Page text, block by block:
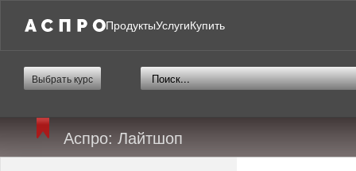
ПродуктыУслугиКупить
Выбрать курс
Аспро: Лайтшоп